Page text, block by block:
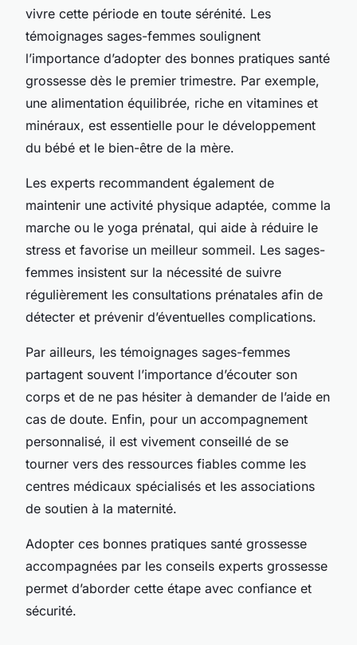
vivre cette période en toute sérénité. Les
témoignages sages-femmes soulignent
l’importance d’adopter des bonnes pratiques santé
grossesse dès le premier trimestre. Par exemple,
une alimentation équilibrée, riche en vitamines et
minéraux, est essentielle pour le développement
du bébé et le bien-être de la mère.
Les experts recommandent également de
maintenir une activité physique adaptée, comme la
marche ou le yoga prénatal, qui aide à réduire le
stress et favorise un meilleur sommeil. Les sages-
femmes insistent sur la nécessité de suivre
régulièrement les consultations prénatales afin de
détecter et prévenir d’éventuelles complications.
Par ailleurs, les témoignages sages-femmes
partagent souvent l’importance d’écouter son
corps et de ne pas hésiter à demander de l’aide en
cas de doute. Enfin, pour un accompagnement
personnalisé, il est vivement conseillé de se
tourner vers des ressources fiables comme les
centres médicaux spécialisés et les associations
de soutien à la maternité.
Adopter ces bonnes pratiques santé grossesse
accompagnées par les conseils experts grossesse
permet d’aborder cette étape avec confiance et
sécurité.